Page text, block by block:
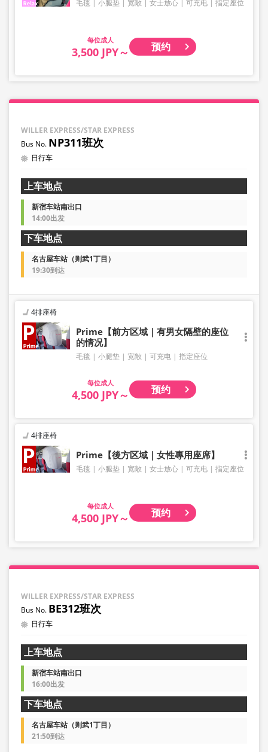
毛毯 小腿垫 宽敞 女士放心 可充电 指定座位
成人
3,500 JPY～ 预约
WILLER EXPRESS/STAR EXPRESS
NP311班次
日行车
上车地点
新宿车站南出口
14:00出发
下车地点
名古屋车站（则武1丁目）
19:30到达
4排座椅
Prime【前方区域｜有男女隔壁的座位
的情况】
毛毯 小腿垫 宽敞 可充电 指定座位
成人
4,500 JPY～ 预约
4排座椅
Prime【後方区域｜女性專用座席】
毛毯 小腿垫 宽敞 女士放心 可充电 指定座位
成人
4,500 JPY～ 预约
WILLER EXPRESS/STAR EXPRESS
BE312班次
日行车
上车地点
新宿车站南出口
16:00出发
下车地点
名古屋车站（则武1丁目）
21:50到达